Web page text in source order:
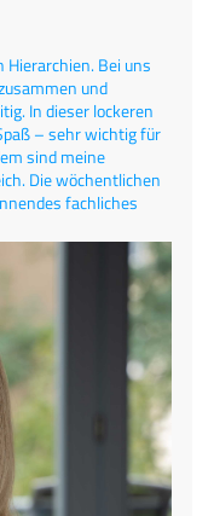
Hierarchien. Bei uns
und
In dieser lockeren
– sehr wichtig für
sind meine
Die wöchentlichen
fachliches